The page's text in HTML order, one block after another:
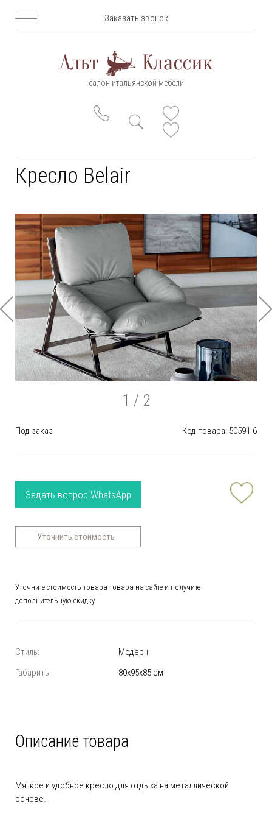
Заказать звонок
салон итальянской мебели
1 / 2
Кресло Belair
Под заказ Код товара: 50591-6
Задать вопрос WhatsApp
Уточнить стоимость
Уточните стоимость товара товара на сайте и получите
дополнительную скидку
Стиль:
Модерн
Габариты:
80х95х85 см
Описание товара
Мягкое и удобное кресло для отдыха на металлической
основе.